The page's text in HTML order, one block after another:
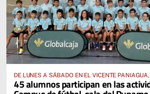
DE LUNES A SÁBADO EN EL VICENTE
Y RESIDENCIA FFCM
45 alumnos participan en las